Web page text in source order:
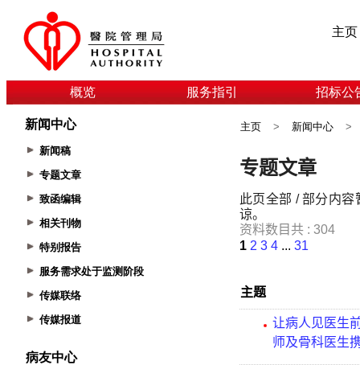
主页
概览 服务指引 招标公
新闻中心
新闻稿
专题文章
致函编辑
相关刊物
特别报告
服务需求处于监测阶段
传媒联络
传媒报道
病友中心
主页 > 新闻中心 >